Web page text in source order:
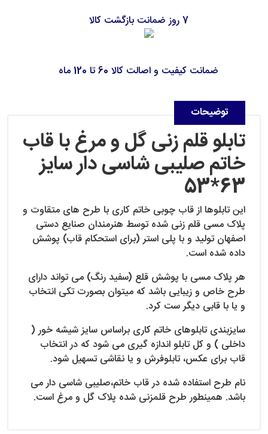
7 روز ضمانت بازگشت کالا
ضمانت کیفیت و اصالت کالا 60 تا 120 ماه
توضیحات
تابلو قلم زنی گل و مرغ با قاب
خاتم صلیبی شاسی دار سایز
63*53
این تابلوها از قاب چوبی خاتم کاری با طرح های متقاوت و
پلاک مسی قلم زنی شده توسط هنرمندان صنایع دستی
اصفهان تولید و با پلی استر (برای استحکام قاب) پوشش
داده شده است.
هر پلاک مسی با پوشش قلع (سفید رنگ) می تواند دارای
طرح خاص و زیبایی باشد که میتوان بصورت تکی انتخاب
و یا با قابی دیگر ست کرد.
سایزبندی تابلوهای خاتم کاری براساس سایز شیشه خور (
داخلی ) و کل تابلو اندازه گیری می شود که در انتخاب
قاب برای عکس، تابلوفرش و یا نقاشی تسهیل شود.
نام طرح استفاده شده در قاب خاتم،صلیبی شاسی دار می
باشد. همینطور طرح قلمزنی شده پلاک گل و مرغ است.